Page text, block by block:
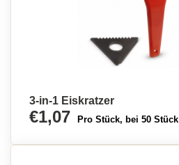
3-in-1 Eiskratzer
€1,07 Pro Stück, bei 50 Stück